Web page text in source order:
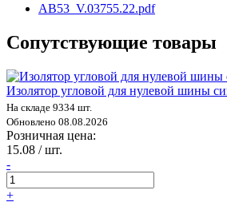
AB53_V.03755.22.pdf
Сопутствующие товары
Изолятор угловой для нулевой шины
На складе 9334 шт.
Обновлено 08.08.2026
Розничная цена:
15.08 / шт.
-
+